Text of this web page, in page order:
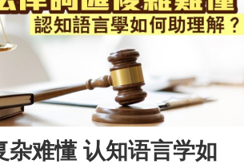
杂难懂 认知语言学如